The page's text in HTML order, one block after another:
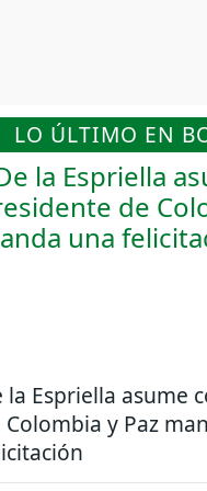
LO ÚLTIMO EN
la Espriella asume
Colombia y Paz